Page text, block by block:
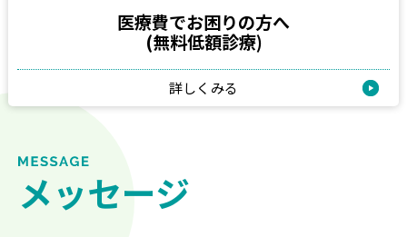
医療費でお困りの方へ
(無料低額診療)
詳しくみる
メッセージ